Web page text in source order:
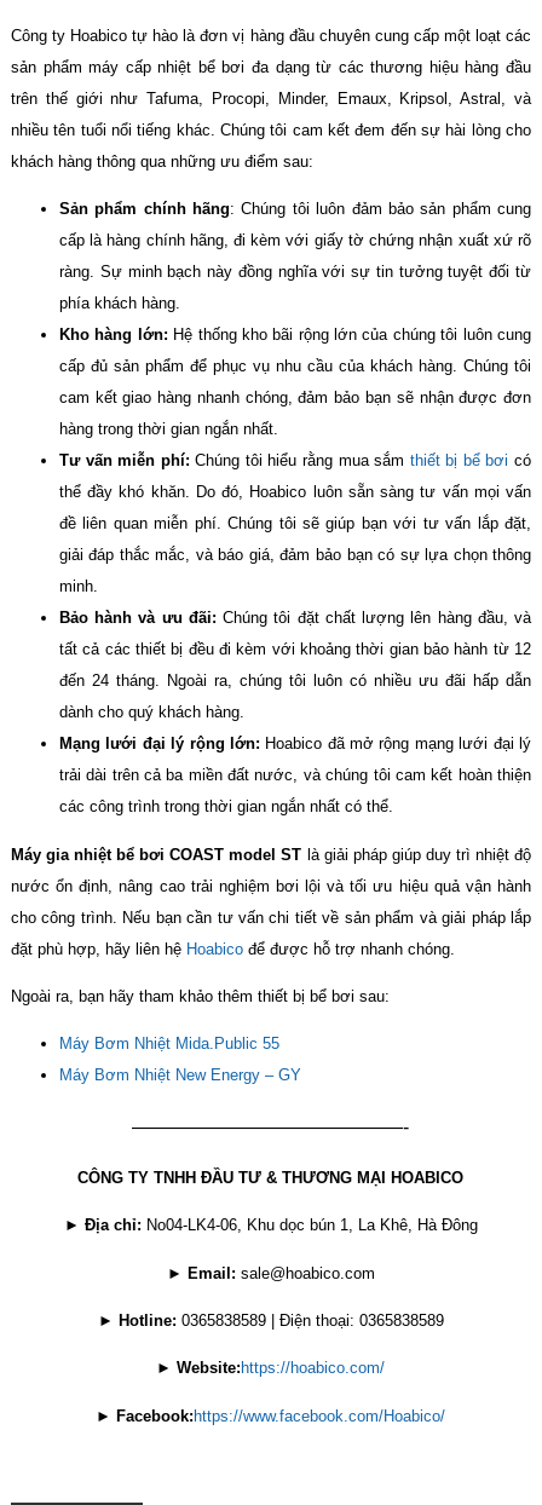
Công ty Hoabico tự hào là đơn vị hàng đầu chuyên cung cấp một loạt các
sản phẩm máy cấp nhiệt bể bơi đa dạng từ các thương hiệu hàng đầu
trên thế giới như Tafuma, Procopi, Minder, Emaux, Kripsol, Astral, và
nhiều tên tuổi nổi tiếng khác. Chúng tôi cam kết đem đến sự hài lòng cho
khách hàng thông qua những ưu điểm sau:
Sản phẩm chính hãng: Chúng tôi luôn đảm bảo sản phẩm cung
cấp là hàng chính hãng, đi kèm với giấy tờ chứng nhận xuất xứ rõ
ràng. Sự minh bạch này đồng nghĩa với sự tin tưởng tuyệt đối từ
phía khách hàng.
Kho hàng lớn: Hệ thống kho bãi rộng lớn của chúng tôi luôn cung
cấp đủ sản phẩm để phục vụ nhu cầu của khách hàng. Chúng tôi
cam kết giao hàng nhanh chóng, đảm bảo bạn sẽ nhận được đơn
hàng trong thời gian ngắn nhất.
Tư vấn miễn phí: Chúng tôi hiểu rằng mua sắm thiết bị bể bơi có
thể đầy khó khăn. Do đó, Hoabico luôn sẵn sàng tư vấn mọi vấn
đề liên quan miễn phí. Chúng tôi sẽ giúp bạn với tư vấn lắp đặt,
giải đáp thắc mắc, và báo giá, đảm bảo bạn có sự lựa chọn thông
minh.
Bảo hành và ưu đãi: Chúng tôi đặt chất lượng lên hàng đầu, và
tất cả các thiết bị đều đi kèm với khoảng thời gian bảo hành từ 12
đến 24 tháng. Ngoài ra, chúng tôi luôn có nhiều ưu đãi hấp dẫn
dành cho quý khách hàng.
Mạng lưới đại lý rộng lớn: Hoabico đã mở rộng mạng lưới đại lý
trải dài trên cả ba miền đất nước, và chúng tôi cam kết hoàn thiện
các công trình trong thời gian ngắn nhất có thể.
Máy gia nhiệt bể bơi COAST model ST là giải pháp giúp duy trì nhiệt độ
nước ổn định, nâng cao trải nghiệm bơi lội và tối ưu hiệu quả vận hành
cho công trình. Nếu bạn cần tư vấn chi tiết về sản phẩm và giải pháp lắp
đặt phù hợp, hãy liên hệ Hoabicođể được hỗ trợ nhanh chóng.
Ngoài ra, bạn hãy tham khảo thêm thiết bị bể bơi sau:
Máy Bơm Nhiệt Mida.Public 55
Máy Bơm Nhiệt New Energy – GY
——————————————-
CÔNG TY TNHH ĐẦU TƯ & THƯƠNG MẠI HOABICO
► Địa chỉ: No04-LK4-06, Khu dọc bún 1, La Khê, Hà Đông
► Email: sale@hoabico.com
► Hotline: 0365838589 | Điện thoại: 0365838589
►Website: https://hoabico.com/
►Facebook:https://www.facebook.com/Hoabico/